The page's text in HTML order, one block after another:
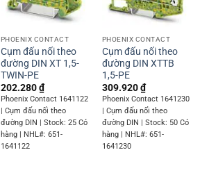
PHOENIX CONTACT
Cụm đấu nối theo
đường DIN XT 1,5-
TWIN-PE
202.280₫
Phoenix Contact 1641122
| Cụm đấu nối theo
đường DIN | Stock: 25 Có
hàng | NHL#: 651-
1641122
PHOENIX CONTACT
Cụm đấu nối theo
đường DIN XTTB
1,5-PE
309.920₫
Phoenix Contact 1641230
| Cụm đấu nối theo
đường DIN | Stock: 50 Có
hàng | NHL#: 651-
1641230